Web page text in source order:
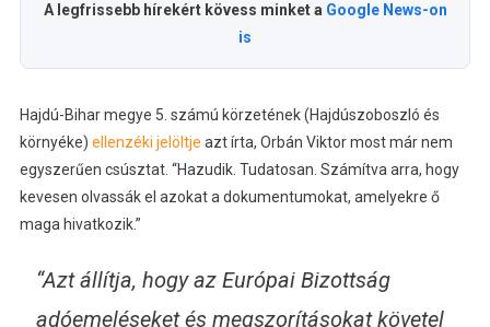
A legfrissebb hírekért kövess minket a Google News-on
is
Hajdú-Bihar megye 5. számú körzetének (Hajdúszoboszló és
környéke) ellenzéki jelöltje azt írta, Orbán Viktor most már nem
egyszerűen csúsztat. “Hazudik. Tudatosan. Számítva arra, hogy
kevesen olvassák el azokat a dokumentumokat, amelyekre ő
maga hivatkozik.”
“Azt állítja, hogy az Európai Bizottság
adóemeléseket és megszorításokat követel